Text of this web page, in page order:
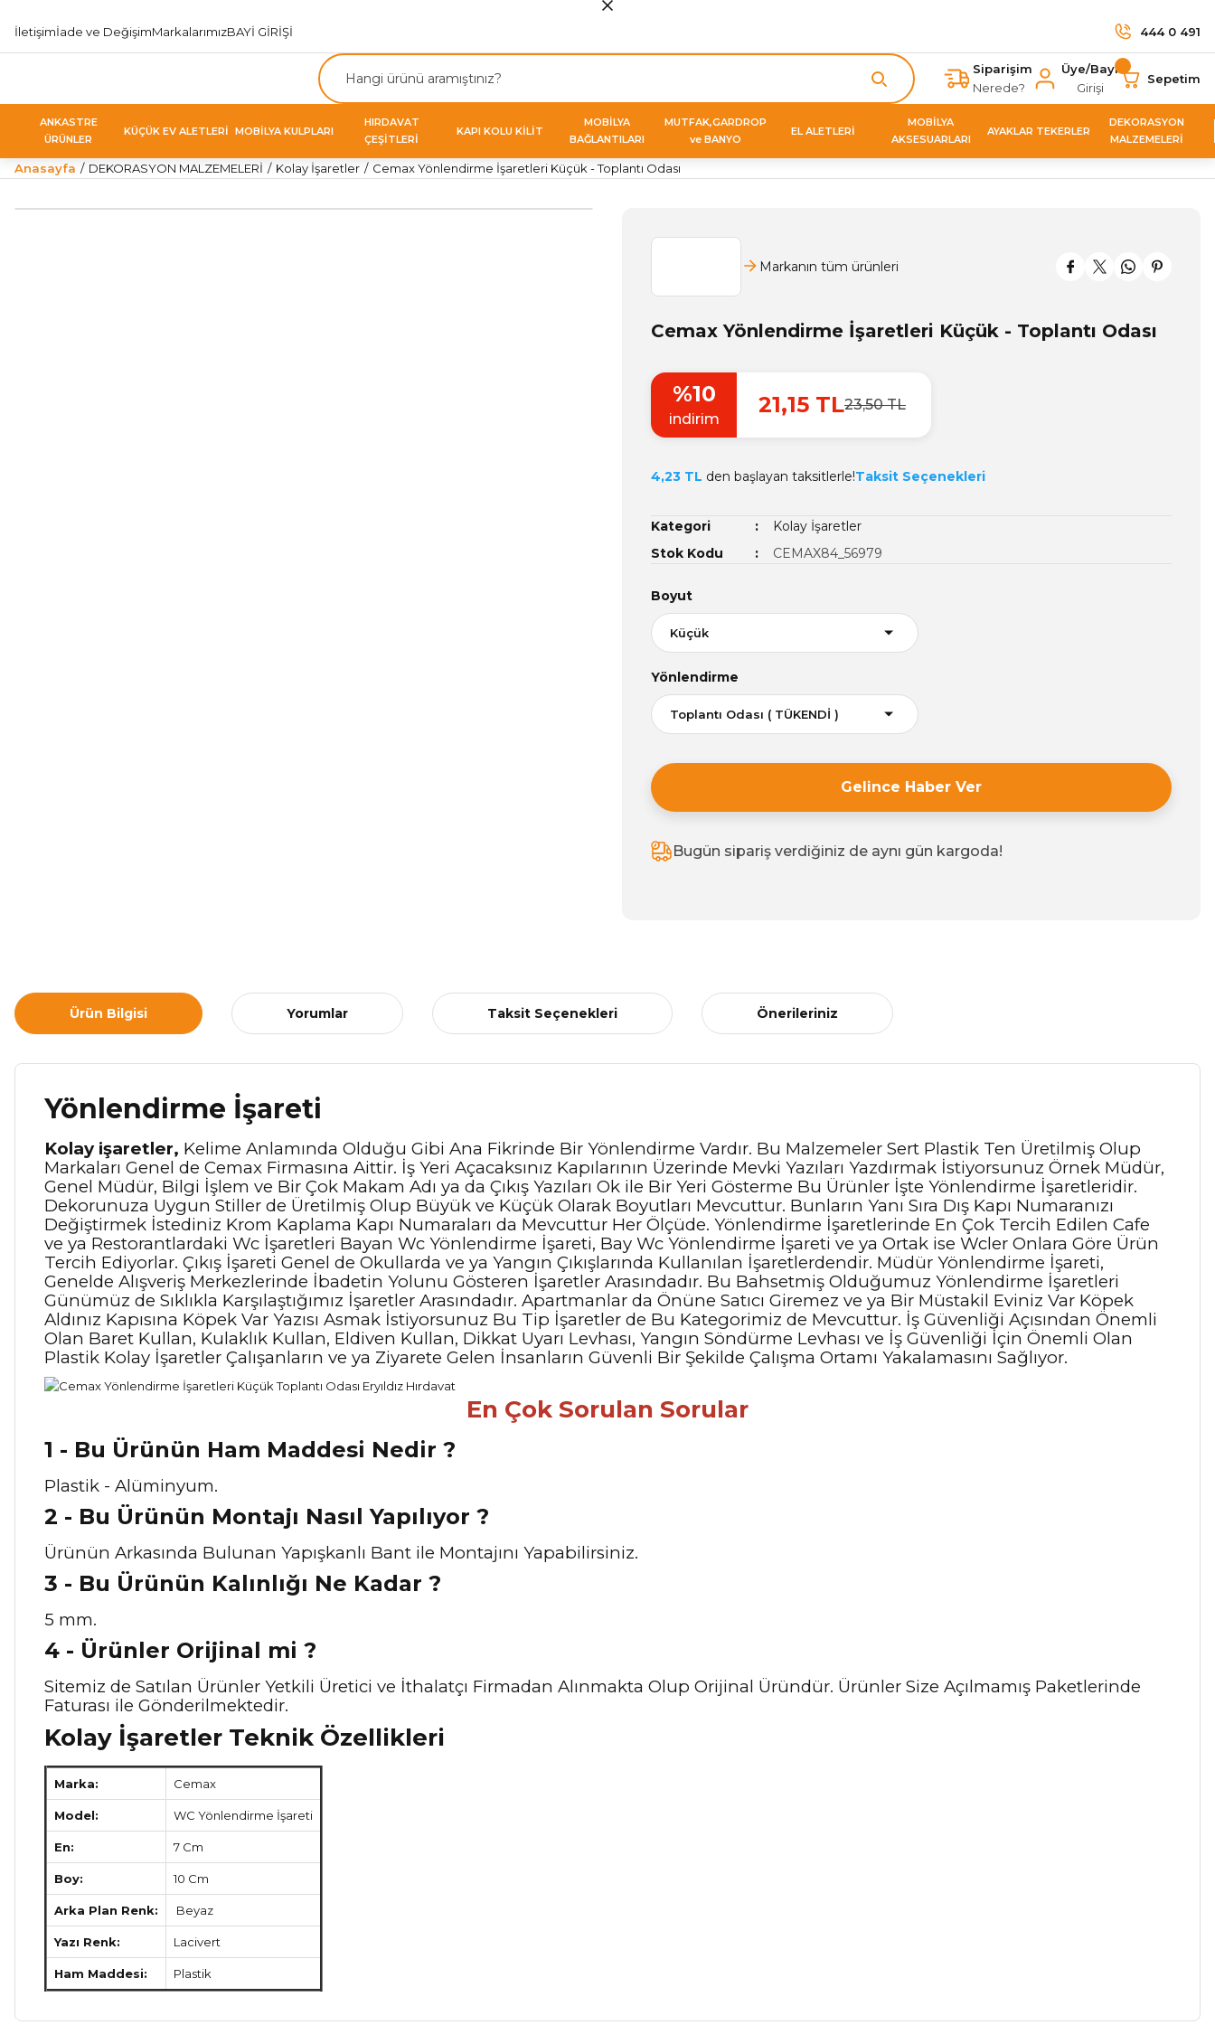
İletişimİade ve DeğişimMarkalarımızBAYİ GİRİŞİ 444 0 491
Siparişim
Nerede?
Üye/Bayi
Girişi
Sepetim
ANKASTRE
ÜRÜNLER
KÜÇÜK EV ALETLERİ MOBİLYA KULPLARI
HIRDAVAT
ÇEŞİTLERİ
KAPI KOLU KİLİT
MOBİLYA
BAĞLANTILARI
MUTFAK,GARDROP
ve BANYO
EL ALETLERİ
MOBİLYA
AKSESUARLARI
AYAKLAR TEKERLER
DEKORASYON
MALZEMELERİ
Anasayfa DEKORASYON MALZEMELERİ Kolay İşaretler Cemax Yönlendirme İşaretleri Küçük - Toplantı Odası
Markanın tüm ürünleri
Cemax Yönlendirme İşaretleri Küçük - Toplantı Odası
%10
indirim
21,15 TL23,50 TL
4,23 TL den başlayan taksitlerle!Taksit Seçenekleri
Kategori
Kolay İşaretler
Stok Kodu
CEMAX84_56979
Boyut
Yönlendirme
Gelince Haber Ver
Bugün sipariş verdiğiniz de aynı gün kargoda!
Ürün Bilgisi Yorumlar Taksit Seçenekleri Önerileriniz
Yönlendirme İşareti
Kolay işaretler, Kelime Anlamında Olduğu Gibi Ana Fikrinde Bir Yönlendirme Vardır. Bu Malzemeler Sert Plastik Ten Üretilmiş Olup
Markaları Genel de Cemax Firmasına Aittir. İş Yeri Açacaksınız Kapılarının Üzerinde Mevki Yazıları Yazdırmak İstiyorsunuz Örnek Müdür,
Genel Müdür, Bilgi İşlem ve Bir Çok Makam Adı ya da Çıkış Yazıları Ok ile Bir Yeri Gösterme Bu Ürünler İşte Yönlendirme İşaretleridir.
Dekorunuza Uygun Stiller de Üretilmiş Olup Büyük ve Küçük Olarak Boyutları Mevcuttur. Bunların Yanı Sıra Dış Kapı Numaranızı
Değiştirmek İstediniz Krom Kaplama Kapı Numaraları da Mevcuttur Her Ölçüde. Yönlendirme İşaretlerinde En Çok Tercih Edilen Cafe
ve ya Restorantlardaki Wc İşaretleri Bayan Wc Yönlendirme İşareti, Bay Wc Yönlendirme İşareti ve ya Ortak ise Wcler Onlara Göre Ürün
Tercih Ediyorlar. Çıkış İşareti Genel de Okullarda ve ya Yangın Çıkışlarında Kullanılan İşaretlerdendir. Müdür Yönlendirme İşareti,
Genelde Alışveriş Merkezlerinde İbadetin Yolunu Gösteren İşaretler Arasındadır. Bu Bahsetmiş Olduğumuz Yönlendirme İşaretleri
Günümüz de Sıklıkla Karşılaştığımız İşaretler Arasındadır. Apartmanlar da Önüne Satıcı Giremez ve ya Bir Müstakil Eviniz Var Köpek
Aldınız Kapısına Köpek Var Yazısı Asmak İstiyorsunuz Bu Tip İşaretler de Bu Kategorimiz de Mevcuttur. İş Güvenliği Açısından Önemli
Olan Baret Kullan, Kulaklık Kullan, Eldiven Kullan, Dikkat Uyarı Levhası, Yangın Söndürme Levhası ve İş Güvenliği İçin Önemli Olan
Plastik Kolay İşaretler Çalışanların ve ya Ziyarete Gelen İnsanların Güvenli Bir Şekilde Çalışma Ortamı Yakalamasını Sağlıyor.
En Çok Sorulan Sorular
1 - Bu Ürünün Ham Maddesi Nedir ?
Plastik - Alüminyum.
2 - Bu Ürünün Montajı Nasıl Yapılıyor ?
Ürünün Arkasında Bulunan Yapışkanlı Bant ile Montajını Yapabilirsiniz.
3 - Bu Ürünün Kalınlığı Ne Kadar ?
5 mm.
4 - Ürünler Orijinal mi ?
Sitemiz de Satılan Ürünler Yetkili Üretici ve İthalatçı Firmadan Alınmakta Olup Orijinal Üründür. Ürünler Size Açılmamış Paketlerinde
Faturası ile Gönderilmektedir.
Kolay İşaretler Teknik Özellikleri
Marka: Cemax
Model: WC Yönlendirme İşareti
En: 7 Cm
Boy: 10 Cm
Arka Plan Renk: Beyaz
Yazı Renk: Lacivert
Ham Maddesi: Plastik